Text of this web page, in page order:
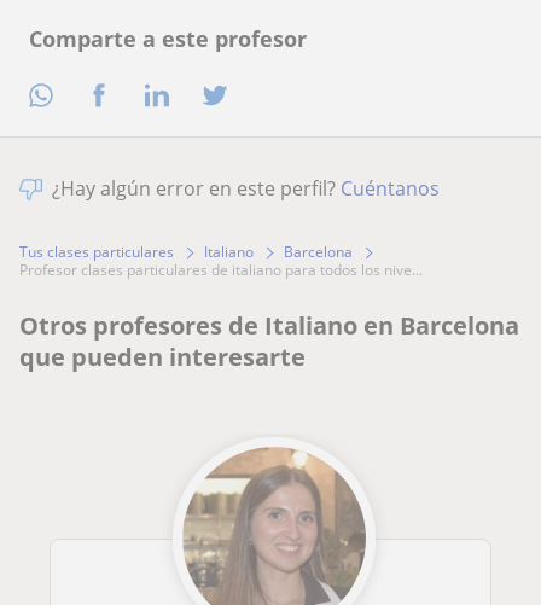
Comparte a este profesor
¿Hay algún error en este perfil? Cuéntanos
Tus clases particulares Italiano
Barcelona
profesor clases particulares de italiano para todos los nive...
Otros profesores de Italiano en Barcelona
que pueden interesarte